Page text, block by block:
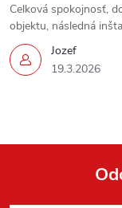
Jozef
19.3.2026
Celková spokojnosť,
objektu, následná